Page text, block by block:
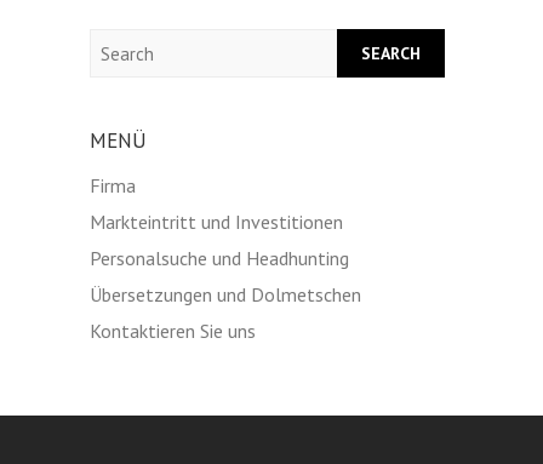
MENÜ
Firma
Markteintritt und Investitionen
Personalsuche und Headhunting
Übersetzungen und Dolmetschen
Kontaktieren Sie uns